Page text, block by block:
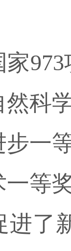
家
科
一
等
进了